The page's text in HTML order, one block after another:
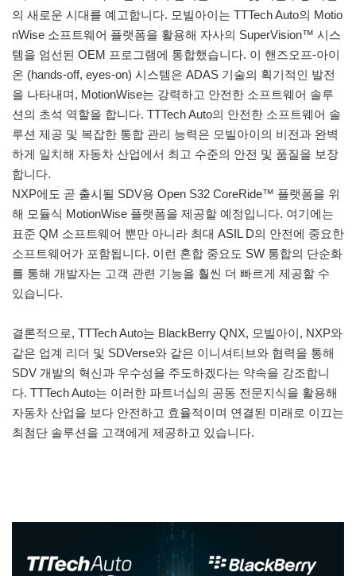
의 새로운 시대를 예고합니다. 모빌아이는 TTTech Auto의 Motio
nWise 소프트웨어 플랫폼을 활용해 자사의 SuperVision™ 시스
템을 엄선된 OEM 프로그램에 통합했습니다. 이 핸즈오프-아이
온 (hands-off, eyes-on) 시스템은 ADAS 기술의 획기적인 발전
을 나타내며, MotionWise는 강력하고 안전한 소프트웨어 솔루
션의 초석 역할을 합니다. TTTech Auto의 안전한 소프트웨어 솔
루션 제공 및 복잡한 통합 관리 능력은 모빌아이의 비전과 완벽
하게 일치해 자동차 산업에서 최고 수준의 안전 및 품질을 보장
합니다.
NXP에도 곧 출시될 SDV용 Open S32 CoreRide™ 플랫폼을 위
해 모듈식 MotionWise 플랫폼을 제공할 예정입니다. 여기에는
표준 QM 소프트웨어 뿐만 아니라 최대 ASIL D의 안전에 중요한
소프트웨어가 포함됩니다. 이런 혼합 중요도 SW 통합의 단순화
를 통해 개발자는 고객 관련 기능을 훨씬 더 빠르게 제공할 수
있습니다.
결론적으로, TTTech Auto는 BlackBerry QNX, 모빌아이, NXP와
같은 업계 리더 및 SDVerse와 같은 이니셔티브와 협력을 통해
SDV 개발의 혁신과 우수성을 주도하겠다는 약속을 강조합니
다. TTTech Auto는 이러한 파트너십의 공동 전문지식을 활용해
자동차 산업을 보다 안전하고 효율적이며 연결된 미래로 이끄는
최첨단 솔루션을 고객에게 제공하고 있습니다.